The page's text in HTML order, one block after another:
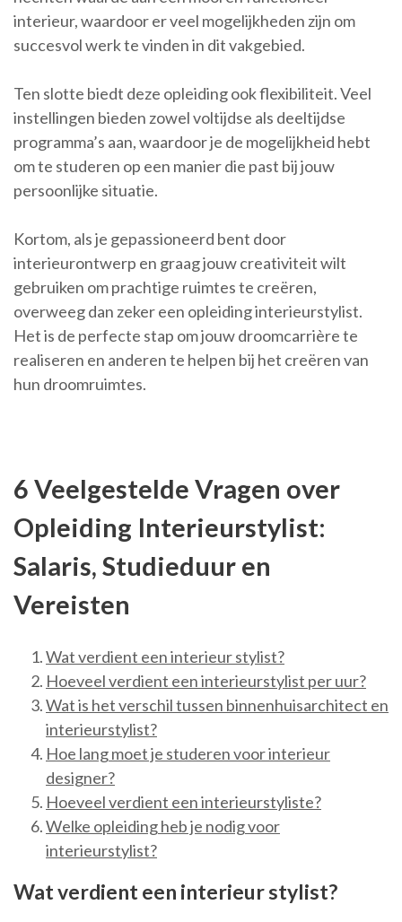
interieur, waardoor er veel mogelijkheden zijn om
succesvol werk te vinden in dit vakgebied.
Ten slotte biedt deze opleiding ook flexibiliteit. Veel
instellingen bieden zowel voltijdse als deeltijdse
programma’s aan, waardoor je de mogelijkheid hebt
om te studeren op een manier die past bij jouw
persoonlijke situatie.
Kortom, als je gepassioneerd bent door
interieurontwerp en graag jouw creativiteit wilt
gebruiken om prachtige ruimtes te creëren,
overweeg dan zeker een opleiding interieurstylist.
Het is de perfecte stap om jouw droomcarrière te
realiseren en anderen te helpen bij het creëren van
hun droomruimtes.
6 Veelgestelde Vragen over
Opleiding Interieurstylist:
Salaris, Studieduur en
Vereisten
Wat verdient een interieur stylist?
Hoeveel verdient een interieurstylist per uur?
Wat is het verschil tussen binnenhuisarchitect en
interieurstylist?
Hoe lang moet je studeren voor interieur
designer?
Hoeveel verdient een interieurstyliste?
Welke opleiding heb je nodig voor
interieurstylist?
Wat verdient een interieur stylist?